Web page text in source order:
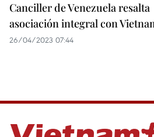
Canciller de Venezuela resalta
asociación integral con
26/04/2023 07:44